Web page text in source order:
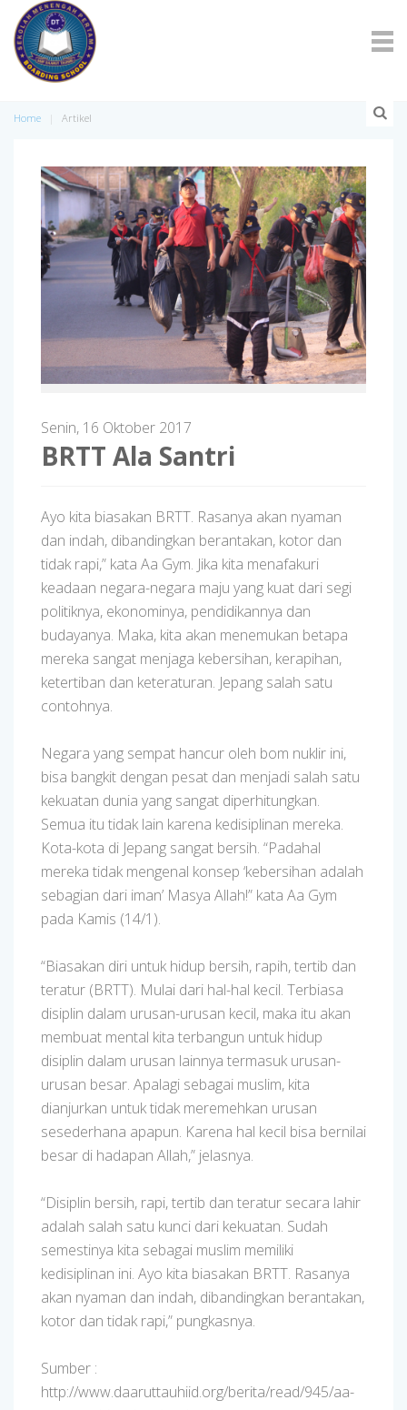
Home Artikel
Senin, 16 Oktober 2017
BRTT Ala Santri
Ayo kita biasakan BRTT. Rasanya akan nyaman
dan indah, dibandingkan berantakan, kotor dan
tidak rapi,” kata Aa Gym. Jika kita menafakuri
keadaan negara-negara maju yang kuat dari segi
politiknya, ekonominya, pendidikannya dan
budayanya. Maka, kita akan menemukan betapa
mereka sangat menjaga kebersihan, kerapihan,
ketertiban dan keteraturan. Jepang salah satu
contohnya.
Negara yang sempat hancur oleh bom nuklir ini,
bisa bangkit dengan pesat dan menjadi salah satu
kekuatan dunia yang sangat diperhitungkan.
Semua itu tidak lain karena kedisiplinan mereka.
Kota-kota di Jepang sangat bersih. “Padahal
mereka tidak mengenal konsep ‘kebersihan adalah
sebagian dari iman’ Masya Allah!” kata Aa Gym
pada Kamis (14/1).
“Biasakan diri untuk hidup bersih, rapih, tertib dan
teratur (BRTT). Mulai dari hal-hal kecil. Terbiasa
disiplin dalam urusan-urusan kecil, maka itu akan
membuat mental kita terbangun untuk hidup
disiplin dalam urusan lainnya termasuk urusan-
urusan besar. Apalagi sebagai muslim, kita
dianjurkan untuk tidak meremehkan urusan
sesederhana apapun. Karena hal kecil bisa bernilai
besar di hadapan Allah,” jelasnya.
“Disiplin bersih, rapi, tertib dan teratur secara lahir
adalah salah satu kunci dari kekuatan. Sudah
semestinya kita sebagai muslim memiliki
kedisiplinan ini. Ayo kita biasakan BRTT. Rasanya
akan nyaman dan indah, dibandingkan berantakan,
kotor dan tidak rapi,” pungkasnya.
Sumber :
http://www.daaruttauhiid.org/berita/read/945/aa-